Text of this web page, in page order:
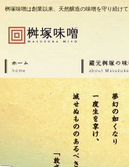
桝塚味噌は創業以来、天然醸造の味噌を守り続けて